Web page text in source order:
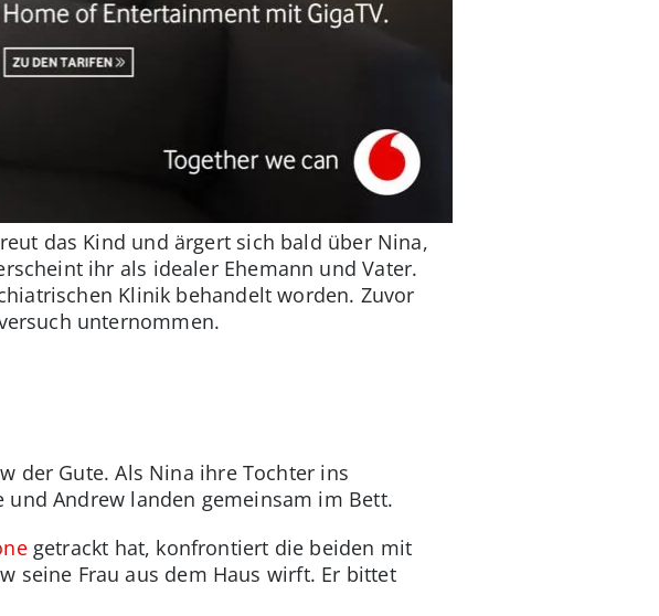
das Kind und ärgert sich bald über Nina,
ihr als idealer Ehemann und Vater.
Klinik behandelt worden. Zuvor
unternommen.
der Gute. Als Nina ihre Tochter ins
Andrew landen gemeinsam im Bett.
getrackt hat, konfrontiert die beiden mit
seine Frau aus dem Haus wirft. Er bittet